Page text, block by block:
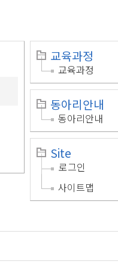
교육과정
교육과정
동아리안내
동아리안내
Site
로그인
사이트맵